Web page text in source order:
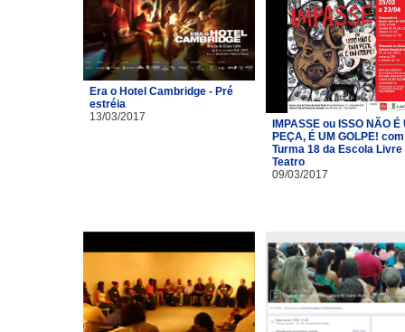
Era o Hotel Cambridge - Pré
estréia
13/03/2017
IMPASSE ou ISSO NÃO É
PEÇA, É UM GOLPE!
Turma 18 da Escola Livre
Teatro​
09/03/2017